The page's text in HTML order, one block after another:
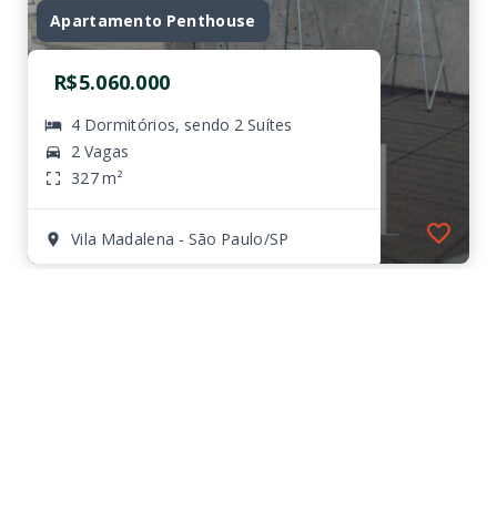
Apartamento Penthouse
R$5.060.000
4 Dormitórios, sendo 2 Suítes
2 Vagas
327 m²
Vila Madalena - São Paulo/SP